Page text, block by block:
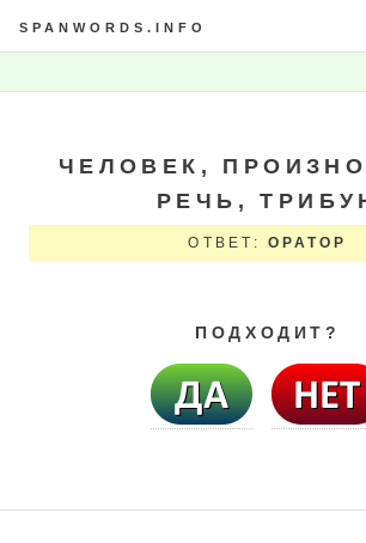
SPANWORDS.INFO
ЧЕЛОВЕК,
РЕЧЬ,
ОТВЕТ:ОРАТОР
ПОДХОДИТ?